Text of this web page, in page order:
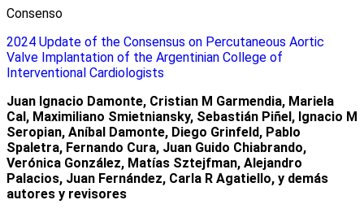
Consenso
2024 Update of the Consensus on Percutaneous Aortic
Valve Implantation of the Argentinian College of
Interventional Cardiologists
Juan Ignacio Damonte, Cristian M Garmendia, Mariela
Cal, Maximiliano Smietniansky, Sebastián Piñel, Ignacio M
Seropian, Aníbal Damonte, Diego Grinfeld, Pablo
Spaletra, Fernando Cura, Juan Guido Chiabrando,
Verónica González, Matías Sztejfman, Alejandro
Palacios, Juan Fernández, Carla R Agatiello, y demás
autores y revisores